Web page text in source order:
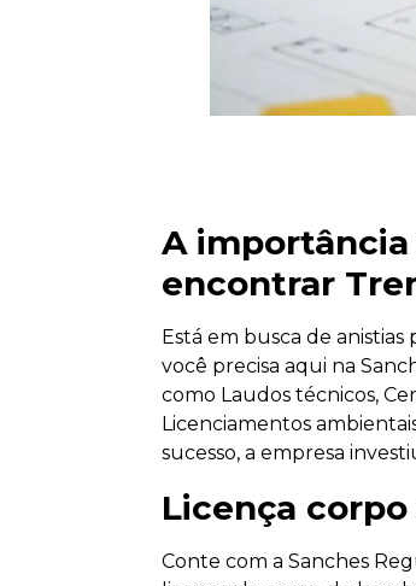
A
encontrar
Está em busca de
você precisa aqui na
como Laudos técnicos,
Licenciamentos
sucesso, a empresa
Licença
Conte com a Sanches